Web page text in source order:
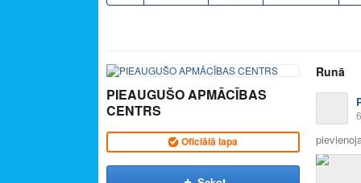
PIEAUGUŠO APMĀCĪBAS
CENTRS
Oficiālā lapa
Runā